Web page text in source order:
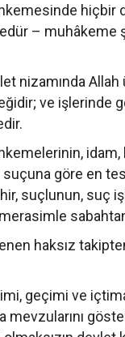
–
nizamında
ve işlerinde
suçuna göre en
suçlunun, suç
haksız
geçimi ve
mevzularını